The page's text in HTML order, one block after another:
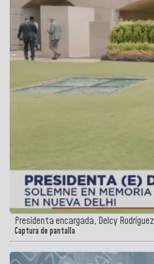
Presidenta encargada, Delcy Rodríguez
Captura de pantalla